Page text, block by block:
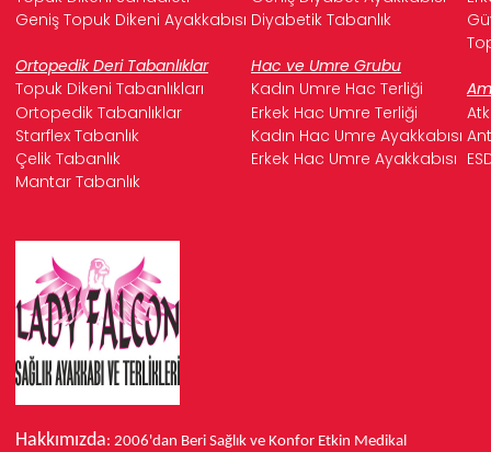
Geniş Topuk Dikeni Ayakkabısı Diyabetik Tabanlık
Ortopedik Deri Tabanlıklar
Hac ve Umre Grubu
Topuk Dikeni Tabanlıkları
Kadın Umre Hac Terliği
Ortopedik Tabanlıklar
Erkek Hac Umre Terliği
Starflex Tabanlık
Kadın Hac Umre Ayakkabısı
Çelik Tabanlık
Erkek Hac Umre Ayakkabısı
Mantar Tabanlık
Hakkımızda: 2006'dan Beri Sağlık ve Konfor Etkin Medikal